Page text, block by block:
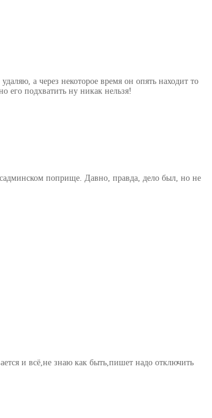
а через некоторое время он опять находит то
его подхватить ну никак нельзя!
поприще. Давно, правда, дело был, но не
и всё,не знаю как быть,пишет надо отключить